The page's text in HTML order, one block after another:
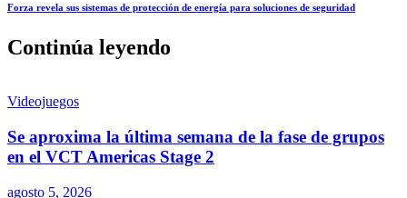
Forza revela sus sistemas de protección de energía para soluciones de seguridad
Continúa leyendo
Videojuegos
Se aproxima la última semana de la fase de grupos
en el VCT Americas Stage 2
agosto 5, 2026